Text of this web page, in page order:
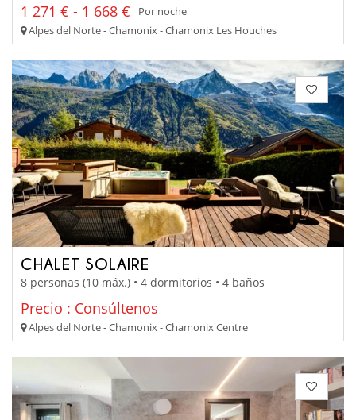
1 271 € - 1 668 €
Por noche
Alpes del Norte - Chamonix - Chamonix Les Houches
CHALET SOLAIRE
8 personas (10 máx.) • 4 dormitorios • 4 baños
Precio : Consúltenos
Alpes del Norte - Chamonix - Chamonix Centre